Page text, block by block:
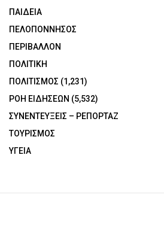
ΠΑΙΔΕΙΑ
ΠΕΛΟΠΟΝΝΗΣΟΣ
ΠΕΡΙΒΑΛΛΟΝ
ΠΟΛΙΤΙΚΗ
ΠΟΛΙΤΙΣΜΟΣ (1,231)
ΡΟΗ ΕΙΔΗΣΕΩΝ (5,532)
ΣΥΝΕΝΤΕΥΞΕΙΣ – ΡΕΠΟΡΤΑΖ
ΤΟΥΡΙΣΜΟΣ
ΥΓΕΙΑ